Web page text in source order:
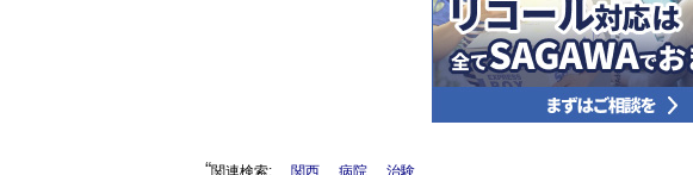
“関連検索: 関西 病院 治験